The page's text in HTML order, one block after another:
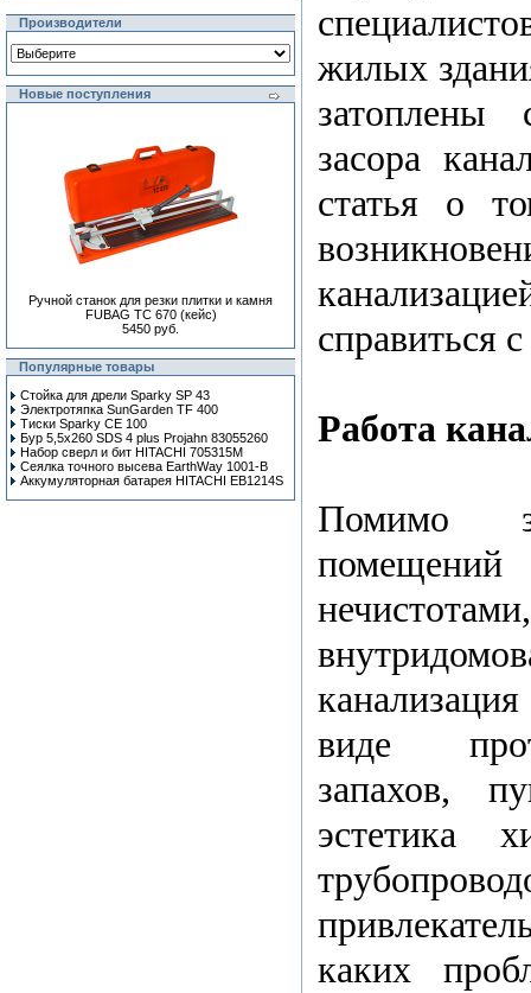
Производители
Новые поступления
Ручной станок для резки плитки и камня
FUBAG TC 670 (кейс)
5450 руб.
Популярные товары
Стойка для дрели Sparky SP 43
Электротяпка SunGarden TF 400
Тиски Sparky CE 100
Бур 5,5x260 SDS 4 plus Projahn 83055260
Набор сверл и бит HITACHI 705315M
Сеялка точного высева EarthWay 1001-B
Аккумуляторная батарея HITACHI EB1214S
жилых
затоплены
засора
статья о
справиться
Работа
Помимо
помещений
нечистотами,
виде
запахов,
эстетика
каких